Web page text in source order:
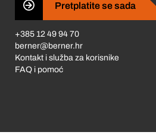
Pretplatite se sada
+385 12 49 94 70
berner@berner.hr
Kontakt i služba za korisnike
FAQ i pomoć